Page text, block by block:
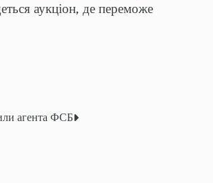
аукціон, де переможе
агента ФСБ